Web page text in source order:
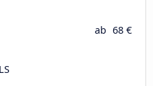
ab 68 €